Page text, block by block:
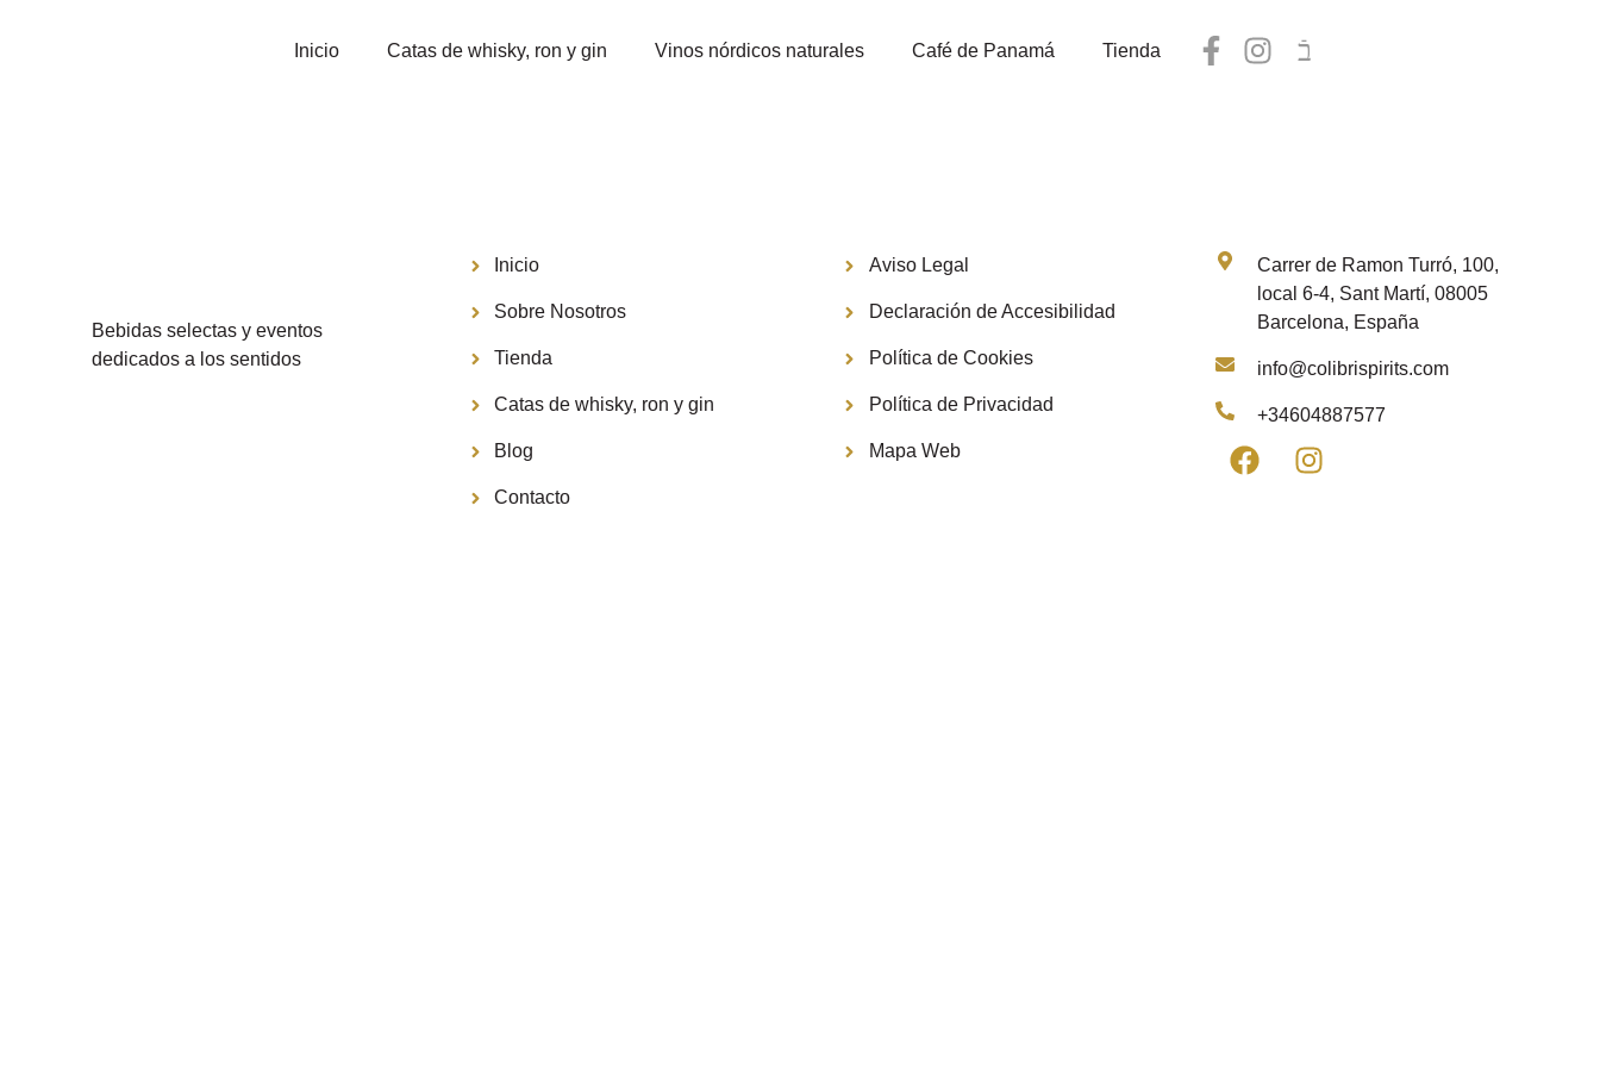
Inicio Catas de whisky, ron y gin Vinos nórdicos naturales Café de Panamá Tienda
Bebidas selectas y eventos
dedicados a los sentidos
Inicio
Sobre Nosotros
Tienda
Catas de whisky, ron y gin
Blog
Contacto
Aviso Legal
Declaración de Accesibilidad
Política de Cookies
Política de Privacidad
Mapa Web
Carrer de Ramon Turró, 100,
local 6-4, Sant Martí, 08005
Barcelona, España
info@colibrispirits.com
+34604887577